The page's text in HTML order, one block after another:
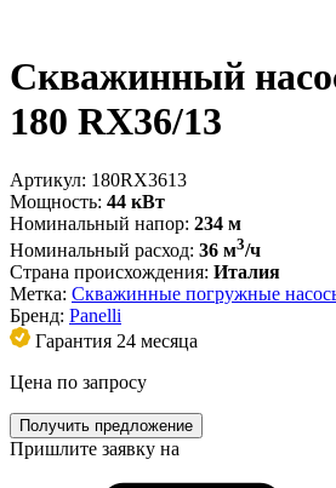
Скважинный
180 RX36/13
Артикул: 180RX3613
Мощность: 44 кВт
Номинальный напор: 234 м
Номинальный расход: 36 м3/ч
Страна происхождения: Италия
Метка: Скважинные погружные
Бренд: Panelli
Гарантия 24 месяца
Цена по запросу
Получить предложение
Пришлите заявку на